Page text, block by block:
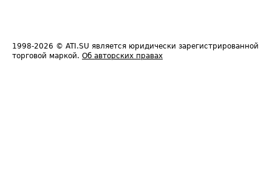
1998-2026 © ATI.SU является юридически зарегистрированной
торговой маркой. Об авторских правах